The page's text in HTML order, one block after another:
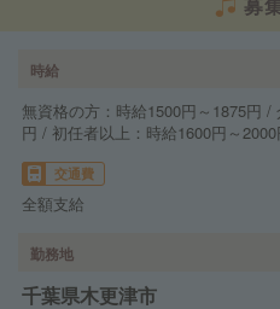
時給
無資格の方：時給1500円～1875円
円 / 初任者以上：時給1600円～2000
交通費
全額支給
勤務地
千葉県木更津市